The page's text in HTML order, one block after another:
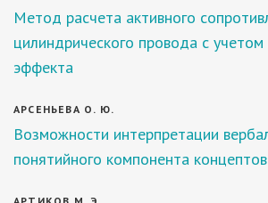
Метод расчета активного
цилиндрического провода с учетом
эффекта
АРСЕНЬЕВА О. Ю.
Возможности интерпретации
понятийного компонента концептов